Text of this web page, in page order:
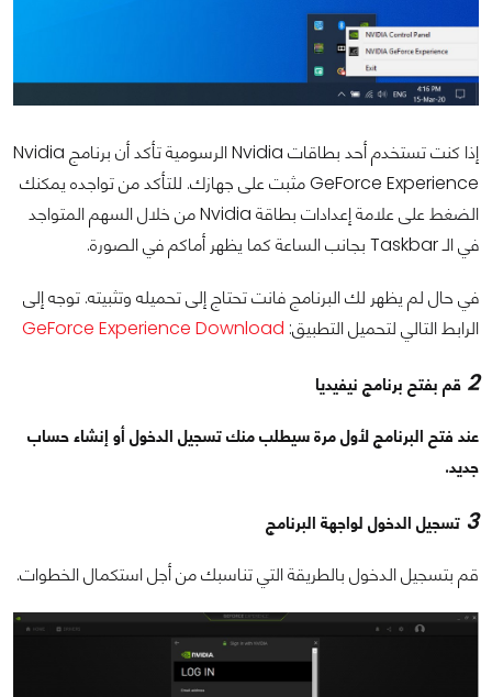
إذا كنت تستخدم أحد بطاقات Nvidia الرسومية تأكد أن برنامج Nvidia
GeForce Experience مثبت على جهازك. للتأكد من تواجده يمكنك
الضغط على علامة إعدادات بطاقة Nvidia من خلال السهم المتواجد
في الـ Taskbar بجانب الساعة كما يظهر أماكم في الصورة.
في حال لم يظهر لك البرنامج فانت تحتاج إلى تحميله وتثبيته. توجه إلى
الرابط التالي لتحميل التطبيق: GeForce Experience Download
2 قم بفتح برنامج نيفيديا
عند فتح البرنامج لأول مرة سيطلب منك تسجيل الدخول أو إنشاء حساب
جديد.
3 تسجيل الدخول لواجهة البرنامج
قم بتسجيل الدخول بالطريقة التي تناسبك من أجل استكمال الخطوات.